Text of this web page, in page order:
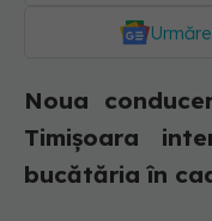
Noua
Timișoara
bucătăria în